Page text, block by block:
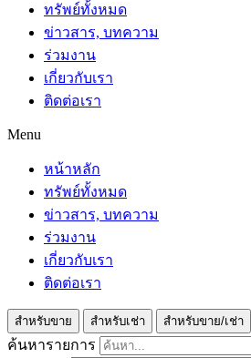
ทรัพย์ทั้งหมด
ข่าวสาร, บทความ
ร่วมงาน
เกี่ยวกับเรา
ติดต่อเรา
Menu
หน้าหลัก
ทรัพย์ทั้งหมด
ข่าวสาร, บทความ
ร่วมงาน
เกี่ยวกับเรา
ติดต่อเรา
สำหรับขาย สำหรับเช่า สำหรับขาย/เช่า
ค้นหารายการ